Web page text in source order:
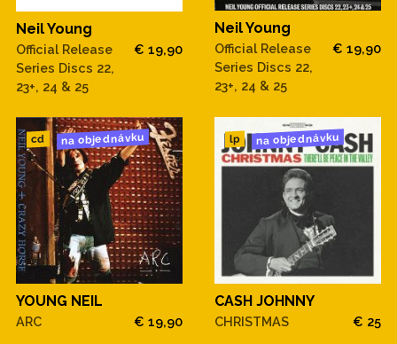
Neil Young
Official Release
Series Discs 22,
23+, 24 & 25
€ 19,90
Neil Young
Official Release
Series Discs 22,
23+, 24 & 25
€ 19,90
cd na objednávku
YOUNG NEIL
ARC € 19,90
lp na objednávku
CASH JOHNNY
CHRISTMAS € 25